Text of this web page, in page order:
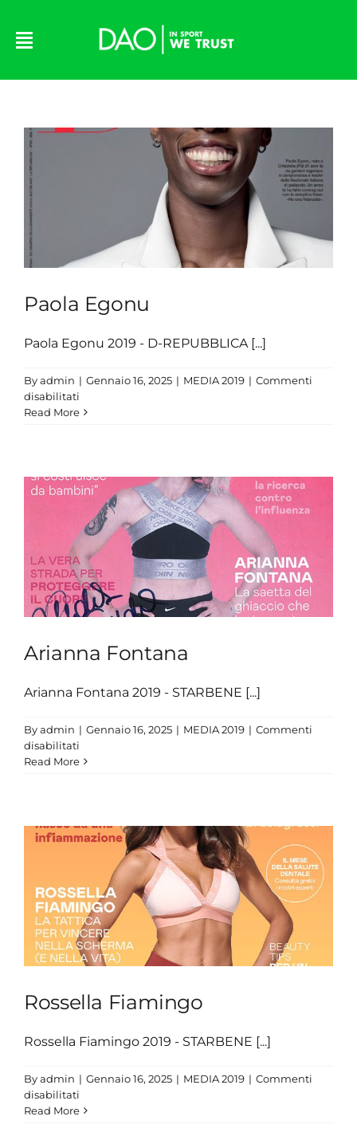
content
Paola Egonu
Paola Egonu 2019 - D-REPUBBLICA [...]
Byadmin | Gennaio 16, 2025 | MEDIA 2019 | Commenti
disabilitati
Paola
Read More
Arianna Fontana
Arianna Fontana 2019 - STARBENE [...]
Byadmin | Gennaio 16, 2025 | MEDIA 2019 | Commenti
disabilitati
Arianna
Read More
Rossella Fiamingo
Rossella Fiamingo 2019 - STARBENE [...]
Byadmin | Gennaio 16, 2025 | MEDIA 2019 | Commenti
disabilitati
Rossella
Read More